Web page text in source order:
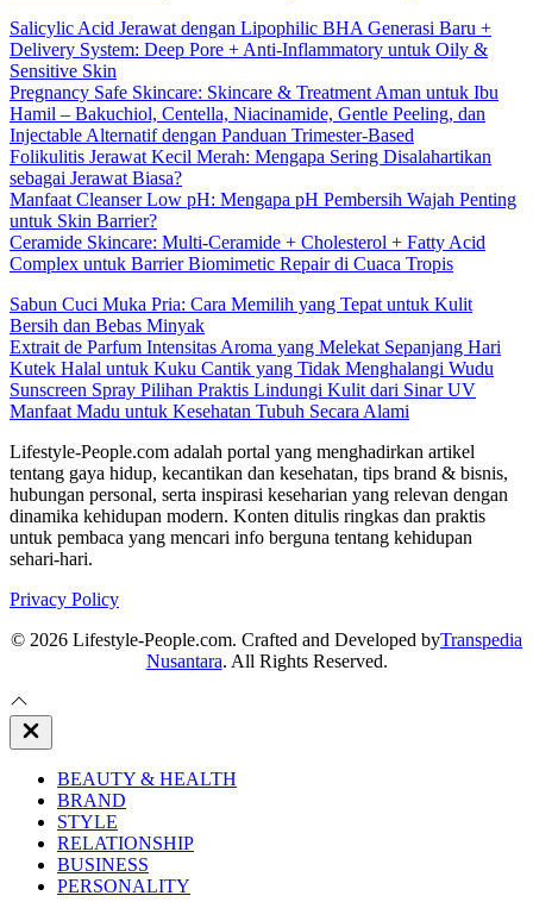
Salicylic Acid Jerawat dengan Lipophilic BHA Generasi Baru +
Delivery System: Deep Pore + Anti-Inflammatory untuk Oily &
Sensitive Skin
Pregnancy Safe Skincare: Skincare & Treatment Aman untuk Ibu
Hamil – Bakuchiol, Centella, Niacinamide, Gentle Peeling, dan
Injectable Alternatif dengan Panduan Trimester-Based
Folikulitis Jerawat Kecil Merah: Mengapa Sering Disalahartikan
sebagai Jerawat Biasa?
Manfaat Cleanser Low pH: Mengapa pH Pembersih Wajah Penting
untuk Skin Barrier?
Ceramide Skincare: Multi-Ceramide + Cholesterol + Fatty Acid
Complex untuk Barrier Biomimetic Repair di Cuaca Tropis
Sabun Cuci Muka Pria: Cara Memilih yang Tepat untuk Kulit
Bersih dan Bebas Minyak
Extrait de Parfum Intensitas Aroma yang Melekat Sepanjang Hari
Kutek Halal untuk Kuku Cantik yang Tidak Menghalangi Wudu
Sunscreen Spray Pilihan Praktis Lindungi Kulit dari Sinar UV
Manfaat Madu untuk Kesehatan Tubuh Secara Alami
Lifestyle-People.com adalah portal yang menghadirkan artikel
tentang gaya hidup, kecantikan dan kesehatan, tips brand & bisnis,
hubungan personal, serta inspirasi keseharian yang relevan dengan
dinamika kehidupan modern. Konten ditulis ringkas dan praktis
untuk pembaca yang mencari info berguna tentang kehidupan
sehari-hari.
Privacy Policy
© 2026 Lifestyle-People.com. Crafted and Developed byTranspedia
Nusantara. All Rights Reserved.
Close
Off
BEAUTY & HEALTH
BRAND
STYLE
RELATIONSHIP
BUSINESS
PERSONALITY